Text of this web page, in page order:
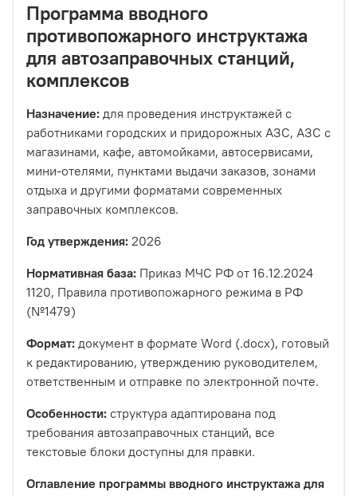
Программа вводного
противопожарного инструктажа
для автозаправочных станций,
комплексов
Назначение: для проведения инструктажей с
работниками городских и придорожных АЗС, АЗС с
магазинами, кафе, автомойками, автосервисами,
мини-отелями, пунктами выдачи заказов, зонами
отдыха и другими форматами современных
заправочных комплексов.
Год утверждения: 2026
Нормативная база: Приказ МЧС РФ от 16.12.2024
1120, Правила противопожарного режима в РФ
(№1479)
Формат: документ в формате Word (.docx), готовый
к редактированию, утверждению руководителем,
ответственным и отправке по электронной почте.
Особенности: структура адаптирована под
требования автозаправочных станций, все
текстовые блоки доступны для правки.
Оглавление программы вводного инструктажа для